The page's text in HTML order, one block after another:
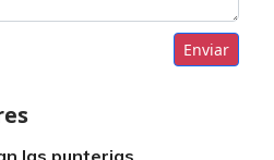
Enviar
las punterias